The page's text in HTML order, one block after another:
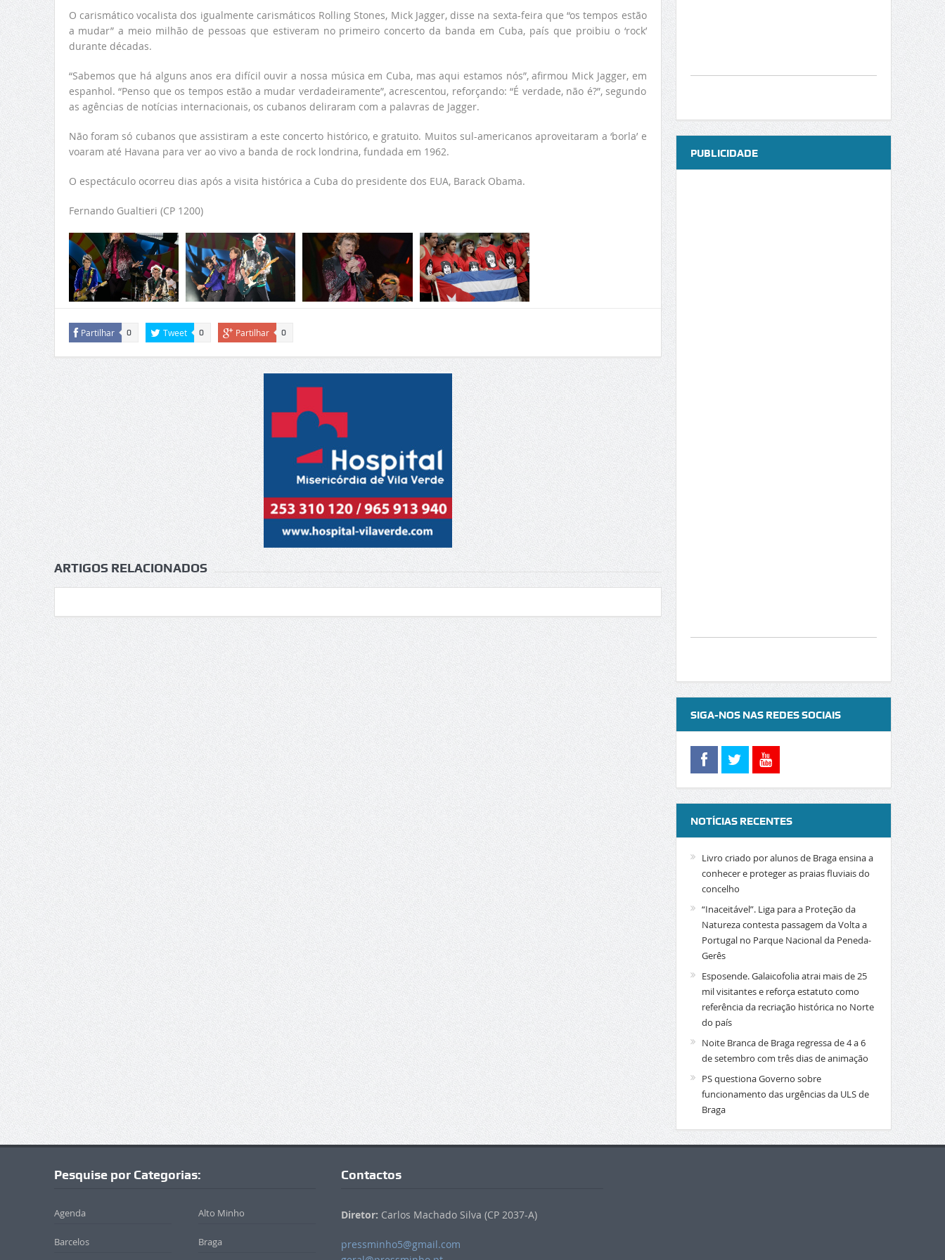
O carismático vocalista dos igualmente carismáticos Rolling Stones, Mick Jagger, disse na sexta-feira que “os tempos estão
a mudar” a meio milhão de pessoas que estiveram no primeiro concerto da banda em Cuba, país que proibiu o ‘rock’
durante décadas.
“Sabemos que há alguns anos era difícil ouvir a nossa música em Cuba, mas aqui estamos nós”, afirmou Mick Jagger, em
espanhol. “Penso que os tempos estão a mudar verdadeiramente”, acrescentou, reforçando: “É verdade, não é?”, segundo
as agências de notícias internacionais, os cubanos deliraram com a palavras de Jagger.
Não foram só cubanos que assistiram a este concerto histórico, e gratuito. Muitos sul-americanos aproveitaram a ‘borla’ e
voaram até Havana para ver ao vivo a banda de rock londrina, fundada em 1962.
O espectáculo ocorreu dias após a visita histórica a Cuba do presidente dos EUA, Barack Obama.
Fernando Gualtieri (CP 1200)
Partilhar 0 Tweet 0 Partilhar 0
ARTIGOS RELACIONADOS
PUBLICIDADE
SIGA-NOS NAS REDES SOCIAIS
NOTÍCIAS RECENTES
Livro criado por alunos de Braga ensina a
conhecer e proteger as praias fluviais do
concelho
“Inaceitável”. Liga para a Proteção da
Natureza contesta passagem da Volta a
Portugal no Parque Nacional da Peneda-
Gerês
Esposende. Galaicofolia atrai mais de 25
mil visitantes e reforça estatuto como
referência da recriação histórica no Norte
do país
Noite Branca de Braga regressa de 4 a 6
de setembro com três dias de animação
PS questiona Governo sobre
funcionamento das urgências da ULS de
Braga
Pesquise por Categorias:
Agenda Alto Minho
Barcelos Braga
Contactos
Diretor: Carlos Machado Silva (CP 2037-A)
pressminho5@gmail.com